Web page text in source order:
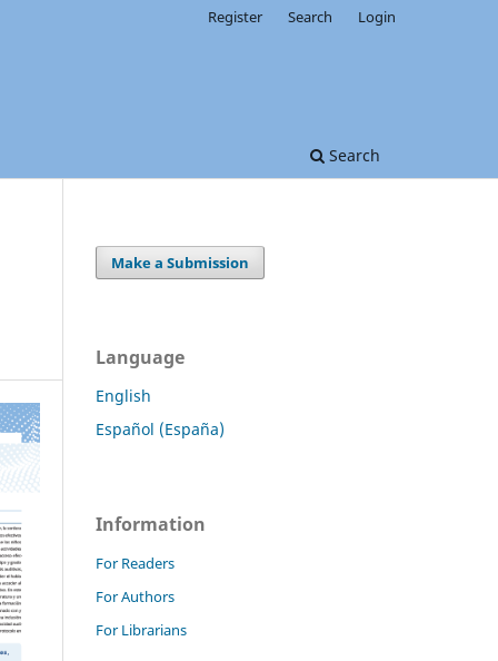
Search
Register Search Login
Make a Submission
Language
English
Español (España)
Information
For Readers
For Authors
For Librarians